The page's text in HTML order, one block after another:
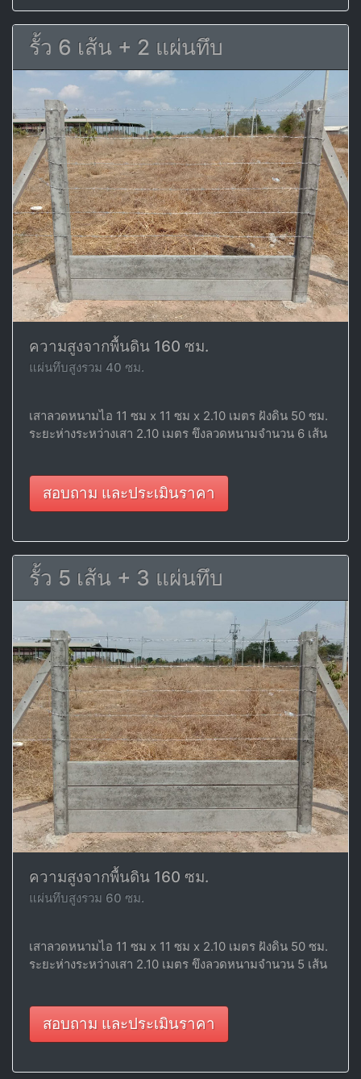
รั้ว 6 เส้น + 2 แผ่นทึบ
ความสูงจากพื้นดิน 160 ซม.
แผ่นทึบสูงรวม 40 ซม.
เสาลวดหนามไอ 11 ซม x 11 ซม x 2.10 เมตร ฝังดิน 50 ซม.
ระยะห่างระหว่างเสา 2.10 เมตร ขึงลวดหนามจำนวน 6 เส้น
สอบถาม และประเมินราคา
รั้ว 5 เส้น + 3 แผ่นทึบ
ความสูงจากพื้นดิน 160 ซม.
แผ่นทึบสูงรวม 60 ซม.
เสาลวดหนามไอ 11 ซม x 11 ซม x 2.10 เมตร ฝังดิน 50 ซม.
ระยะห่างระหว่างเสา 2.10 เมตร ขึงลวดหนามจำนวน 5 เส้น
สอบถาม และประเมินราคา